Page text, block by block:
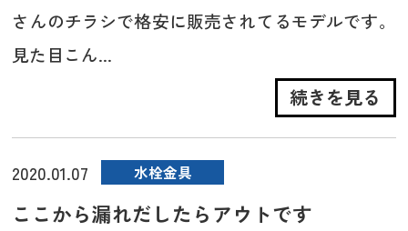
さんのチラシで格安に販売されてるモデルです。
見た目こん...
続きを見る
2020.01.07 水栓金具
ここから漏れだしたらアウトです